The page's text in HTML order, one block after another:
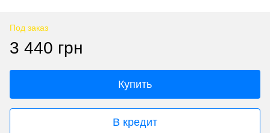
Под заказ
3 440 грн
Купить
В кредит